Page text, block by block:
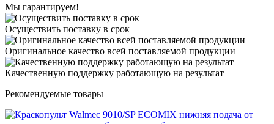
Мы гарантируем!
Осуществить поставку в срок
Оригинальное качество всей поставляемой продукции
Качественную поддержку работающую на результат
Рекомендуемые товары